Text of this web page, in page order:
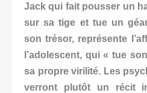
Jack qui fait pousser un
sur sa tige et tue un
son trésor, représente
l’adolescent, qui « tue
sa propre virilité. Les
verront plutôt un récit